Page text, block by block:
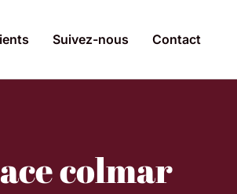
Suivez-nous Contact
colmar